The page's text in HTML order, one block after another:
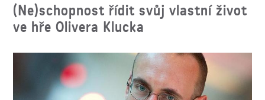
PROGRAM
VSTUPENKY
PŘEDPLATNÉ
(Ne)schopnost řídit svůj vlastní život
ve hře Olivera Klucka